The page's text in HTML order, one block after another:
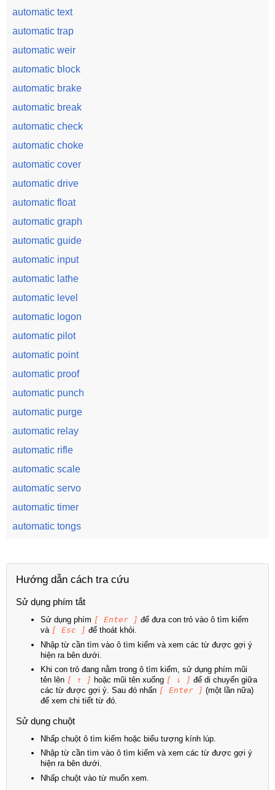
automatic text
automatic trap
automatic weir
automatic block
automatic brake
automatic break
automatic check
automatic choke
automatic cover
automatic drive
automatic float
automatic graph
automatic guide
automatic input
automatic lathe
automatic level
automatic logon
automatic pilot
automatic point
automatic proof
automatic punch
automatic purge
automatic relay
automatic rifle
automatic scale
automatic servo
automatic timer
automatic tongs
Hướng dẫn cách tra cứu
Sử dụng phím tắt
Sử dụng phím [ Enter ] để đưa con trỏ vào ô tìm kiếm
và [ Esc ] để thoát khỏi.
Nhập từ cần tìm vào ô tìm kiếm và xem các từ được gợi ý
hiện ra bên dưới.
Khi con trỏ đang nằm trong ô tìm kiếm, sử dụng phím mũi
tên lên [ ↑ ] hoặc mũi tên xuống [ ↓ ] để di chuyển giữa
các từ được gợi ý. Sau đó nhấn [ Enter ] (một lần nữa)
để xem chi tiết từ đó.
Sử dụng chuột
Nhấp chuột ô tìm kiếm hoặc biểu tượng kính lúp.
Nhập từ cần tìm vào ô tìm kiếm và xem các từ được gợi ý
hiện ra bên dưới.
Nhấp chuột vào từ muốn xem.